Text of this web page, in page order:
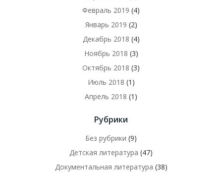
Февраль 2019 (4)
Январь 2019 (2)
Декабрь 2018 (4)
Ноябрь 2018 (3)
Октябрь 2018 (3)
Июль 2018 (1)
Апрель 2018 (1)
Рубрики
Без рубрики (9)
Детская литература (47)
Документальная литература (38)